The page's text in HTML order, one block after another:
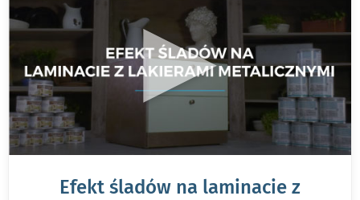
▶
Efekt śladów na laminacie z